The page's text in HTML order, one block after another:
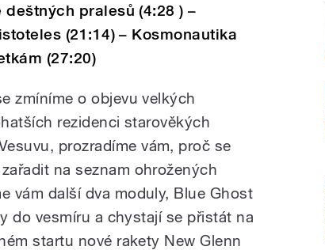
pralesů (4:28 ) –
(21:14) – Kosmonautika
(27:20)
zmíníme o objevu velkých
rezidenci starověkých
prozradíme vám, proč se
na seznam ohrožených
vám další dva moduly, Blue Ghost
do vesmíru a chystají se přistát na
startu nové rakety New Glenn